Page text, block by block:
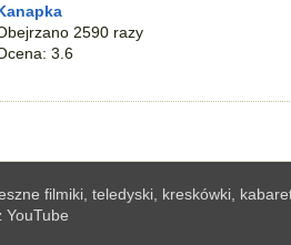
2590 razy
3.6
filmiki, teledyski, kreskówki,
YouTube